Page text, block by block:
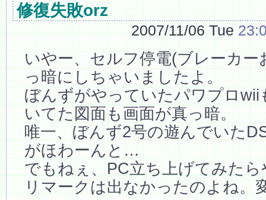
修復失敗orz
2007/11/06 Tue
いやー、セルフ停電(ブレーカー
っ暗にしちゃいましたよ。
ぼんずがやっていたパワプロwii
いてた図面も画面が真っ暗。
唯一、ぼんず2号の遊んでいた
がほわーんと…
でもねぇ、PC立ち上げてみた
リマークは出なかったのよね。